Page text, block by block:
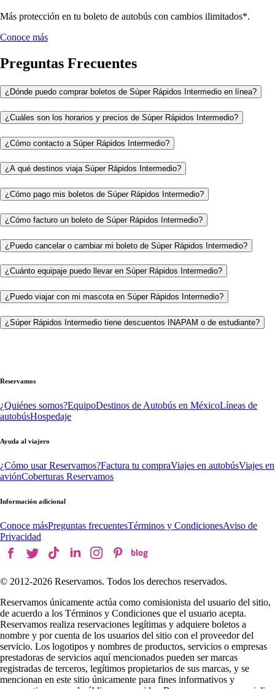
Más protección en tu boleto de autobús con cambios ilimitados*.
Conoce más
Preguntas Frecuentes
¿Dónde puedo comprar boletos de Súper Rápidos Intermedio en línea?
¿Cuáles son los horarios y precios de Súper Rápidos Intermedio?
¿Cómo contacto a Súper Rápidos Intermedio?
¿A qué destinos viaja Súper Rápidos Intermedio?
¿Cómo pago mis boletos de Súper Rápidos Intermedio?
¿Cómo facturo un boleto de Súper Rápidos Intermedio?
¿Puedo cancelar o cambiar mi boleto de Súper Rápidos Intermedio?
¿Cuánto equipaje puedo llevar en Súper Rápidos Intermedio?
¿Puedo viajar con mi mascota en Súper Rápidos Intermedio?
¿Súper Rápidos Intermedio tiene descuentos INAPAM o de estudiante?
Reservamos
¿Quiénes somos?EquipoDestinos de Autobús en MéxicoLíneas de
autobúsHospedaje
Ayuda al viajero
¿Cómo usar Reservamos?Factura tu compraViajes en autobúsViajes en
aviónCoberturas Reservamos
Información adicional
Conoce másPreguntas frecuentesTérminos y CondicionesAviso de
Privacidad
© 2012-2026 Reservamos. Todos los derechos reservados.
Reservamos únicamente actúa como comisionista del usuario del sitio,
de acuerdo a los Términos y Condiciones que el usuario acepta.
Reservamos realiza reservaciones legítimas y adquiere boletos a
nombre y por cuenta de los usuarios del sitio con el proveedor del
servicio. Los logotipos y nombres de productos, servicios o empresas
prestadoras de servicios aquí mencionados pueden ser marcas
registradas de terceros, legítimos propietarios de sus marcas, y se
mencionan en este sitio únicamente para fines informativos y